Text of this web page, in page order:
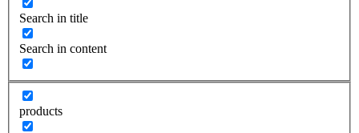
Search in title
Search in content
products